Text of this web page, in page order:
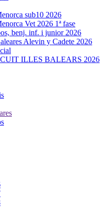
sub10 2026
Vet 2026 1ª fase
benj. inf. i junior 2026
Alevin y Cadete 2026
ILLES BALEARS 2026